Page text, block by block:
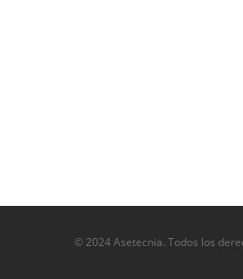
© 2024 Asetecnia. Todos los